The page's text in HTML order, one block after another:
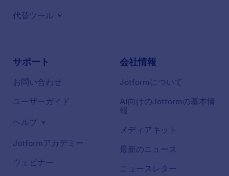
代替ツール
サポート
お問い合わせ
ユーザーガイド
ヘルプ
Jotformアカデミー
ウェビナー
会社情報
Jotformについて
AI向けのJotformの基本情
報
メディアキット
最新のニュース
ニュースレター